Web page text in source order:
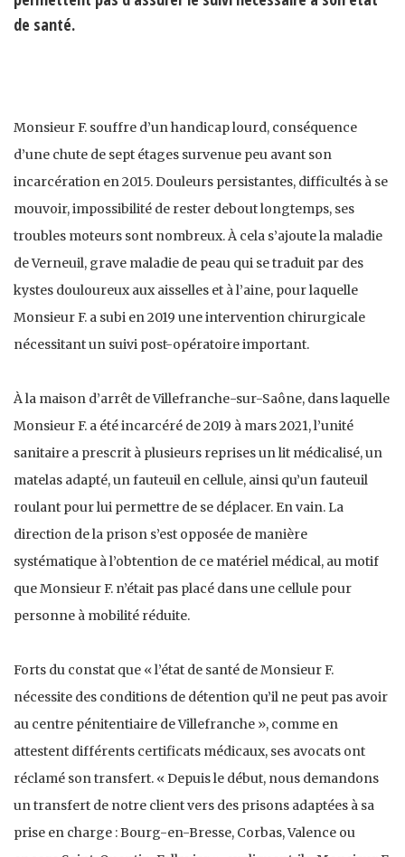
de santé.
Monsieur F. souffre d’un handicap lourd, conséquence
d’une chute de sept étages survenue peu avant son
incarcération en 2015. Douleurs persistantes, difficultés à se
mouvoir, impossibilité de rester debout longtemps, ses
troubles moteurs sont nombreux. À cela s’ajoute la maladie
de Verneuil, grave maladie de peau qui se traduit par des
kystes douloureux aux aisselles et à l’aine, pour laquelle
Monsieur F. a subi en 2019 une intervention chirurgicale
nécessitant un suivi post-opératoire important.
À la maison d’arrêt de Villefranche-sur-Saône, dans laquelle
Monsieur F. a été incarcéré de 2019 à mars 2021, l’unité
sanitaire a prescrit à plusieurs reprises un lit médicalisé, un
matelas adapté, un fauteuil en cellule, ainsi qu’un fauteuil
roulant pour lui permettre de se déplacer. En vain. La
direction de la prison s’est opposée de manière
systématique à l’obtention de ce matériel médical, au motif
que Monsieur F. n’était pas placé dans une cellule pour
personne à mobilité réduite.
Forts du constat que « l’état de santé de Monsieur F.
nécessite des conditions de détention qu’il ne peut pas avoir
au centre pénitentiaire de Villefranche », comme en
attestent différents certificats médicaux, ses avocats ont
réclamé son transfert. « Depuis le début, nous demandons
un transfert de notre client vers des prisons adaptées à sa
prise en charge : Bourg-en-Bresse, Corbas, Valence ou